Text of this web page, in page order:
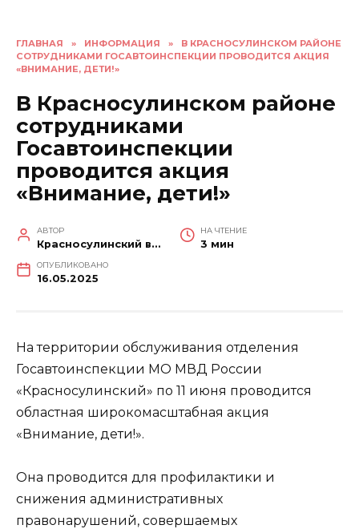
ГЛАВНАЯ » ИНФОРМАЦИЯ »
В КРАСНОСУЛИНСКОМ РАЙОНЕ
СОТРУДНИКАМИ ГОСАВТОИНСПЕКЦИИ ПРОВОДИТСЯ АКЦИЯ
«ВНИМАНИЕ, ДЕТИ!»
В Красносулинском районе
сотрудниками
Госавтоинспекции
проводится акция
«Внимание, дети!»
АВТОР
Красносулинский вестник
НА ЧТЕНИЕ
3 мин
ОПУБЛИКОВАНО
16.05.2025
На территории обслуживания отделения
Госавтоинспекции МО МВД России
«Красносулинский» по 11 июня проводится
областная широкомасштабная акция
«Внимание, дети!».
Она проводится для профилактики и
снижения административных
правонарушений, совершаемых